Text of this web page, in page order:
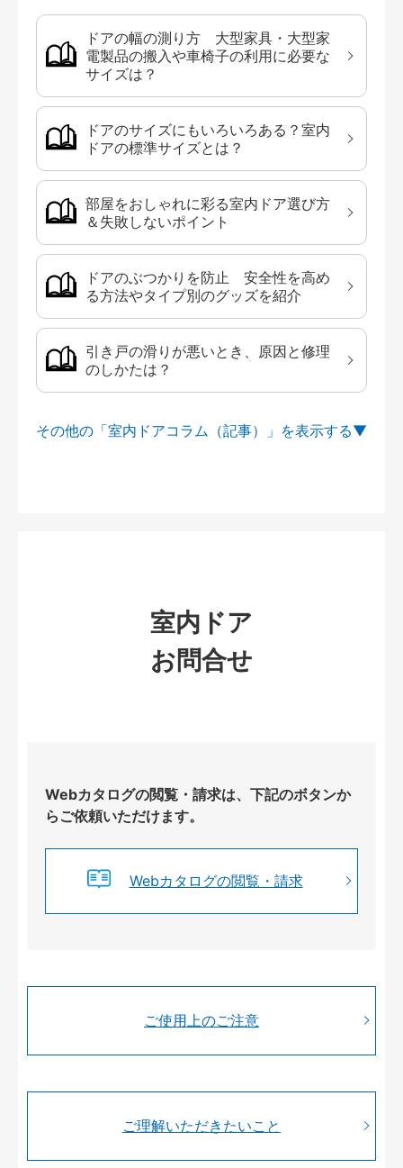
ドアの幅の測り方 大型家具・大型家
電製品の搬入や車椅子の利用に必要な
サイズは？
ドアのサイズにもいろいろある？室内
ドアの標準サイズとは？
部屋をおしゃれに彩る室内ドア選び方
＆失敗しないポイント
ドアのぶつかりを防止 安全性を高め
る方法やタイプ別のグッズを紹介
引き戸の滑りが悪いとき、原因と修理
のしかたは？
その他の「室内ドアコラム（記事）」を
室内ドア
お問合せ
Webカタログの閲覧・請求は、下記のボタンか
らご依頼いただけます。
Webカタログの閲覧・請求
ご使用上のご注意
ご理解いただきたいこと